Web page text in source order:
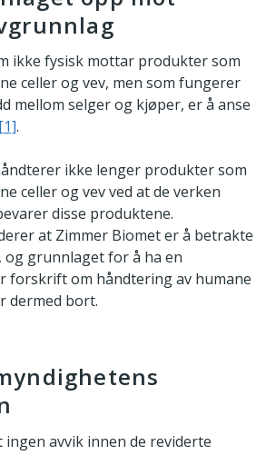
ikke fysisk mottar produkter som
celler og vev, men som fungerer
mellom selger og kjøper, er å anse
[1].
ikke lenger produkter som
celler og vev ved at de verken
disse produktene.
at Zimmer Biomet er å betrakte
og grunnlaget for å ha en
forskrift om håndtering av humane
dermed bort.
ingen avvik innen de reviderte